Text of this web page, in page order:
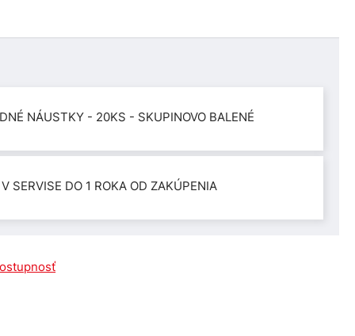
NÁUSTKY - 20KS - SKUPINOVO BALENÉ
SERVISE DO 1 ROKA OD ZAKÚPENIA